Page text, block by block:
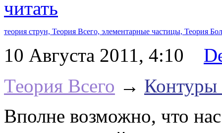
читать
теория струн, Теория Всего, элементарные частицы, Теория
10 Августа 2011, 4:10
Теория Всего → Контуры
Вполне возможно, что